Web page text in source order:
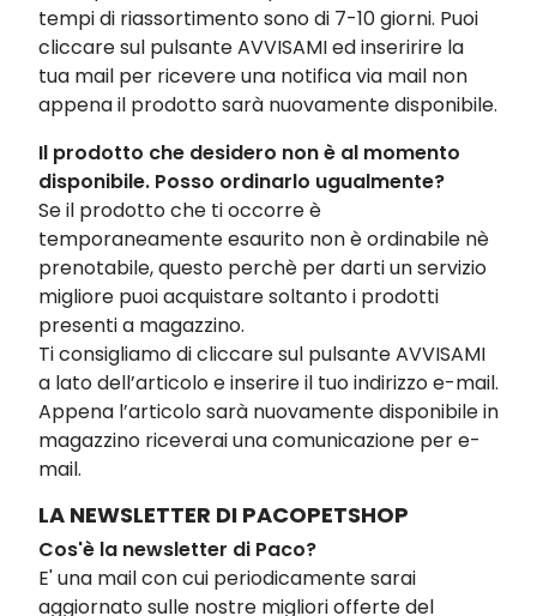
tempi di riassortimento sono di 7-10 giorni. Puoi
cliccare sul pulsante AVVISAMI ed inseririre la
tua mail per ricevere una notifica via mail non
appena il prodotto sarà nuovamente disponibile.
Il prodotto che desidero non è al momento
disponibile. Posso ordinarlo ugualmente?
Se il prodotto che ti occorre è
temporaneamente esaurito non è ordinabile nè
prenotabile, questo perchè per darti un servizio
migliore puoi acquistare soltanto i prodotti
presenti a magazzino.
Ti consigliamo di cliccare sul pulsante AVVISAMI
a lato dell’articolo e inserire il tuo indirizzo e-mail.
Appena l’articolo sarà nuovamente disponibile in
magazzino riceverai una comunicazione per e-
mail.
LA NEWSLETTER DI PACOPETSHOP
Cos'è la newsletter di Paco?
E' una mail con cui periodicamente sarai
aggiornato sulle nostre migliori offerte del